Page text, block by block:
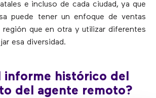
e incluso de cada ciudad, ya que
puede tener un enfoque de ventas
región que en otra y utilizar diferentes
esa diversidad.
informe histórico del
del agente remoto?